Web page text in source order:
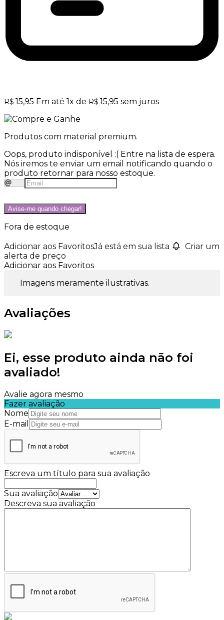
R$ 15,95 Em até 1x de R$ 15,95 sem juros
Produtos com material premium.
Oops, produto indisponível :( Entre na lista de espera.
Nós iremos te enviar um email notificando quando o
produto retornar para nosso estoque.
Avise-me quando chegar!
Fora de estoque
Adicionar aos FavoritosJá está em sua lista
Criar um
alerta de preço
Adicionar aos Favoritos
Imagens meramente ilustrativas.
Avaliações
Ei, esse produto ainda não foi
avaliado!
Avalie agora mesmo
Fazer avaliação
Nome
E-mail
Escreva um título para sua avaliação
Sua avaliação
Descreva sua avaliação